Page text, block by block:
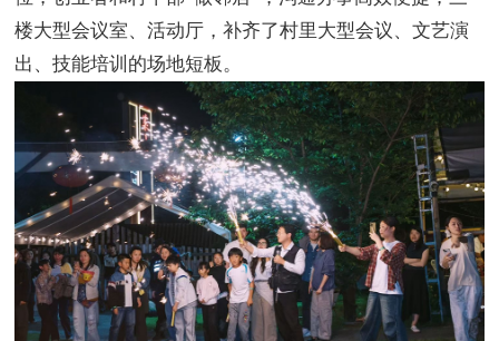
楼大型会议室、活动厅，补齐了村里大型会议、文艺演
出、技能培训的场地短板。